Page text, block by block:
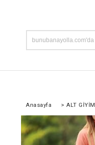
Anasayfa > ALT GİYİM